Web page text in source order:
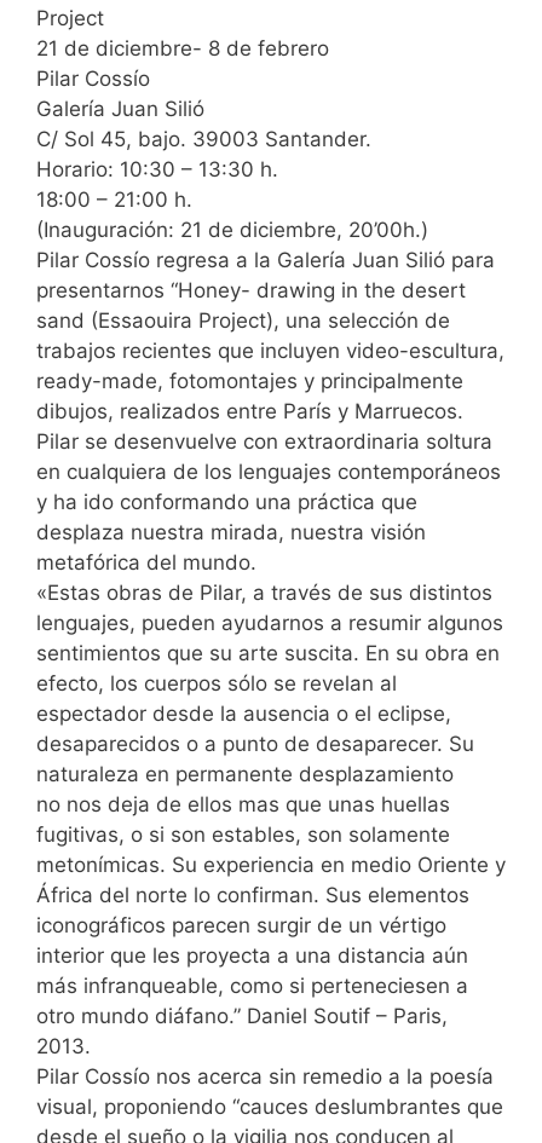
Project
21 de diciembre- 8 de febrero
Pilar Cossío
Galería Juan Silió
C/ Sol 45, bajo. 39003 Santander.
Horario: 10:30 – 13:30 h.
18:00 – 21:00 h.
(Inauguración: 21 de diciembre, 20’00h.)
Pilar Cossío regresa a la Galería Juan Silió para
presentarnos “Honey- drawing in the desert
sand (Essaouira Project), una selección de
trabajos recientes que incluyen video-escultura,
ready-made, fotomontajes y principalmente
dibujos, realizados entre París y Marruecos.
Pilar se desenvuelve con extraordinaria soltura
en cualquiera de los lenguajes contemporáneos
y ha ido conformando una práctica que
desplaza nuestra mirada, nuestra visión
metafórica del mundo.
«Estas obras de Pilar, a través de sus distintos
lenguajes, pueden ayudarnos a resumir algunos
sentimientos que su arte suscita. En su obra en
efecto, los cuerpos sólo se revelan al
espectador desde la ausencia o el eclipse,
desaparecidos o a punto de desaparecer. Su
naturaleza en permanente desplazamiento
no nos deja de ellos mas que unas huellas
fugitivas, o si son estables, son solamente
metonímicas. Su experiencia en medio Oriente y
África del norte lo confirman. Sus elementos
iconográficos parecen surgir de un vértigo
interior que les proyecta a una distancia aún
más infranqueable, como si perteneciesen a
otro mundo diáfano.” Daniel Soutif – Paris,
2013.
Pilar Cossío nos acerca sin remedio a la poesía
visual, proponiendo “cauces deslumbrantes que
desde el sueño o la vigilia nos conducen al